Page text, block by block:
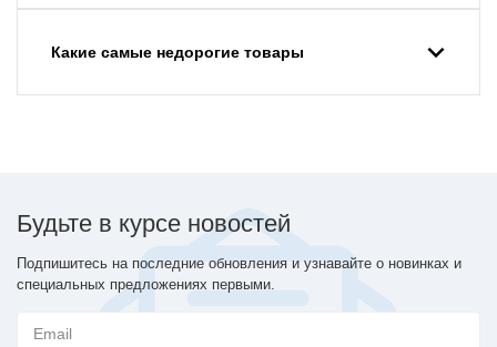
Какие самые недорогие товары
Будьте в курсе новостей
Подпишитесь на последние обновления и узнавайте о новинках и
специальных предложениях первыми.